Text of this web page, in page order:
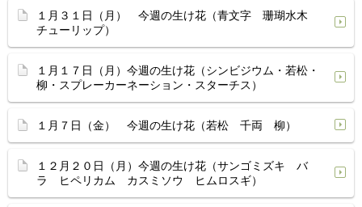
１月３１日（月） 今週の生け花（青文字 珊瑚水木
チューリップ）
１月１７日（月）今週の生け花（シンビジウム・若松・
柳・スプレーカーネーション・スターチス）
１月７日（金） 今週の生け花（若松 千両 柳）
１２月２０日（月）今週の生け花（サンゴミズキ バ
ラ ヒペリカム カスミソウ ヒムロスギ）